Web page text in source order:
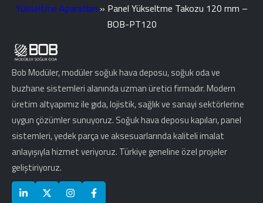
Yükseltme Aparatları » Panel Yükseltme Takozu 120 mm –
BOB-PT120
Bob Modüler, modüler soğuk hava deposu, soğuk oda ve
buzhane sistemleri alanında uzman üretici firmadır. Modern
üretim altyapımız ile gıda, lojistik, sağlık ve sanayi sektörlerine
uygun çözümler sunuyoruz. Soğuk hava deposu kapıları, panel
sistemleri, yedek parça ve aksesuarlarında kaliteli imalat
anlayışıyla hizmet veriyoruz. Türkiye geneline özel projeler
geliştiriyoruz.